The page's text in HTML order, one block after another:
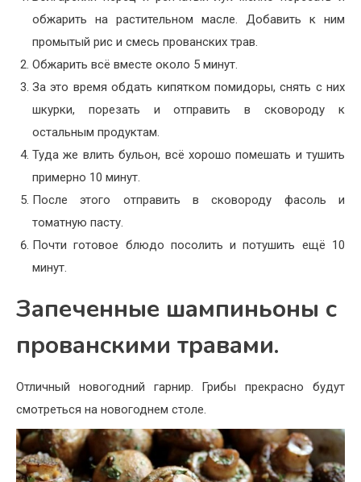
обжарить на растительном масле. Добавить к ним
промытый рис и смесь прованских трав.
Обжарить всё вместе около 5 минут.
За это время обдать кипятком помидоры, снять с них
шкурки, порезать и отправить в сковороду к
остальным продуктам.
Туда же влить бульон, всё хорошо помешать и тушить
примерно 10 минут.
После этого отправить в сковороду фасоль и
томатную пасту.
Почти готовое блюдо посолить и потушить ещё 10
минут.
Запеченные шампиньоны с
прованскими травами.
Отличный новогодний гарнир. Грибы прекрасно будут
смотреться на новогоднем столе.